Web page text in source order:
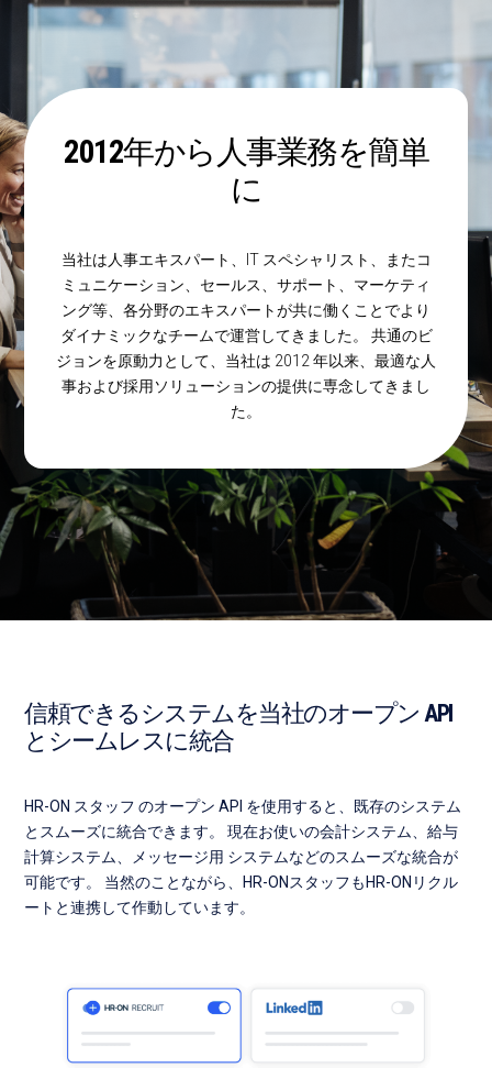
2012年から人事業務を簡単
に
当社は人事エキスパート、IT スペシャリスト、またコ
ミュニケーション、セールス、サポート、マーケティ
ング等、各分野のエキスパートが共に働くことでより
ダイナミックなチームで運営してきました。 共通のビ
ジョンを原動力として、当社は 2012 年以来、最適な人
事および採用ソリューションの提供に専念してきまし
た。
信頼できるシステムを当社のオープン API
とシームレスに統合
HR-ON スタッフ のオープン API を使用すると、既存のシステム
とスムーズに統合できます。 現在お使いの会計システム、給与
計算システム、メッセージ用 システムなどのスムーズな統合が
可能です。 当然のことながら、HR-ONスタッフもHR-ONリクル
ートと連携して作動しています。